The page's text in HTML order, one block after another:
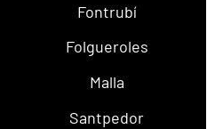
Fontrubí
Folgueroles
Malla
Santpedor